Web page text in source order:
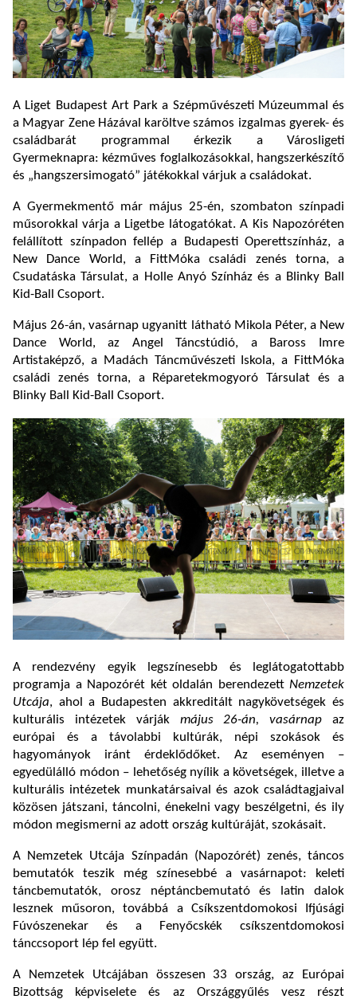
A Liget Budapest Art Park a Szépművészeti Múzeummal és
a Magyar Zene Házával karöltve számos izgalmas gyerek- és
családbarát programmal érkezik a Városligeti
Gyermeknapra: kézműves foglalkozásokkal, hangszerkészítő
és „hangszersimogató” játékokkal várjuk a családokat.
A Gyermekmentő már május 25-én, szombaton színpadi
műsorokkal várja a Ligetbe látogatókat. A Kis Napozóréten
felállított színpadon fellép a Budapesti Operettszínház, a
New Dance World, a FittMóka családi zenés torna, a
Csudatáska Társulat, a Holle Anyó Színház és a Blinky Ball
Kid-Ball Csoport.
Május 26-án, vasárnap ugyanitt látható Mikola Péter, a New
Dance World, az Angel Táncstúdió, a Baross Imre
Artistaképző, a Madách Táncművészeti Iskola, a FittMóka
családi zenés torna, a Réparetekmogyoró Társulat és a
Blinky Ball Kid-Ball Csoport.
A rendezvény egyik legszínesebb és leglátogatottabb
programja a Napozórét két oldalán berendezett Nemzetek
Utcája, ahol a Budapesten akkreditált nagykövetségek és
kulturális intézetek várják május 26-án, vasárnap az
európai és a távolabbi kultúrák, népi szokások és
hagyományok iránt érdeklődőket. Az eseményen –
egyedülálló módon – lehetőség nyílik a követségek, illetve a
kulturális intézetek munkatársaival és azok családtagjaival
közösen játszani, táncolni, énekelni vagy beszélgetni, és ily
módon megismerni az adott ország kultúráját, szokásait.
A Nemzetek Utcája Színpadán (Napozórét) zenés, táncos
bemutatók teszik még színesebbé a vasárnapot: keleti
táncbemutatók, orosz néptáncbemutató és latin dalok
lesznek műsoron, továbbá a Csíkszentdomokosi Ifjúsági
Fúvószenekar és a Fenyőcskék csíkszentdomokosi
tánccsoport lép fel együtt.
A Nemzetek Utcájában összesen 33 ország, az Európai
Bizottság képviselete és az Országgyűlés vesz részt